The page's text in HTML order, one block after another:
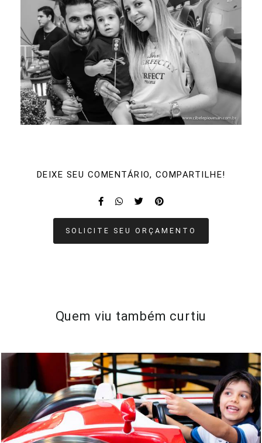
DEIXE SEU COMENTÁRIO, COMPARTILHE!
SOLICITE SEU ORÇAMENTO
Quem viu também curtiu